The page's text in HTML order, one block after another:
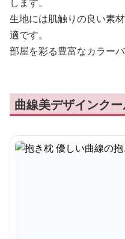
生地には肌触りの良い素
適です。
部屋を彩る豊富なカラー
曲線美デザインク